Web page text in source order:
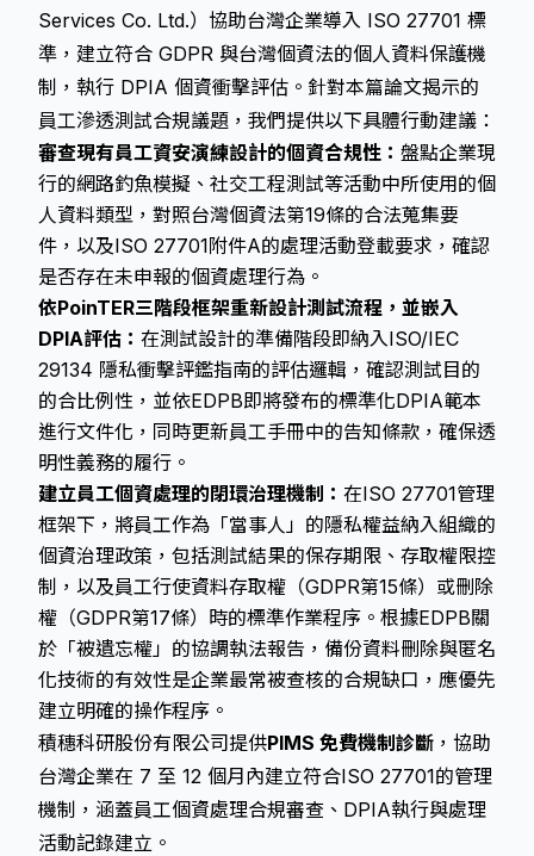
Services Co. Ltd.）協助台灣企業導入 ISO 27701 標
準，建立符合 GDPR 與台灣個資法的個人資料保護機
制，執行 DPIA 個資衝擊評估。針對本篇論文揭示的
員工滲透測試合規議題，我們提供以下具體行動建議：
審查現有員工資安演練設計的個資合規性： 盤點企業現
行的網路釣魚模擬、社交工程測試等活動中所使用的個
人資料類型，對照台灣個資法第19條的合法蒐集要
件，以及ISO 27701附件A的處理活動登載要求，確認
是否存在未申報的個資處理行為。
依PoinTER三階段框架重新設計測試流程，並嵌入
DPIA評估： 在測試設計的準備階段即納入ISO/IEC
29134 隱私衝擊評鑑指南的評估邏輯，確認測試目的
的合比例性，並依EDPB即將發布的標準化DPIA範本
進行文件化，同時更新員工手冊中的告知條款，確保透
明性義務的履行。
建立員工個資處理的閉環治理機制： 在ISO 27701管理
框架下，將員工作為「當事人」的隱私權益納入組織的
個資治理政策，包括測試結果的保存期限、存取權限控
制，以及員工行使資料存取權（GDPR第15條）或刪除
權（GDPR第17條）時的標準作業程序。根據EDPB關
於「被遺忘權」的協調執法報告，備份資料刪除與匿名
化技術的有效性是企業最常被查核的合規缺口，應優先
建立明確的操作程序。
積穗科研股份有限公司提供PIMS 免費機制診斷 ，協助
台灣企業在 7 至 12 個月內建立符合ISO 27701的管理
機制，涵蓋員工個資處理合規審查、DPIA執行與處理
活動記錄建立。